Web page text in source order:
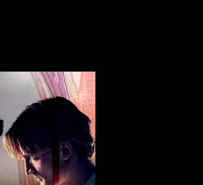
Fre 30. okt
Kl. 19:00
Bjarne Brøndbo